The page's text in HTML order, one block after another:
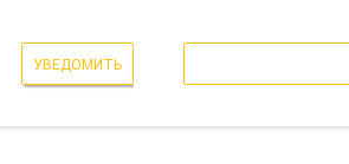
УВЕДОМИТЬ